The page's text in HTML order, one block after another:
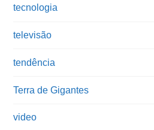
tecnologia
televisão
tendência
Terra de Gigantes
video